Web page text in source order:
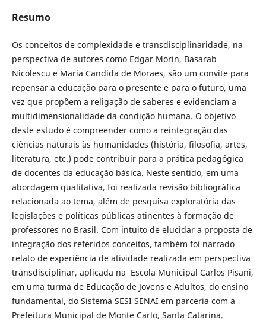
Resumo
Os conceitos de complexidade e transdisciplinaridade, na
perspectiva de autores como Edgar Morin, Basarab
Nicolescu e Maria Candida de Moraes, são um convite para
repensar a educação para o presente e para o futuro, uma
vez que propõem a religação de saberes e evidenciam a
multidimensionalidade da condição humana. O objetivo
deste estudo é compreender como a reintegração das
ciências naturais às humanidades (história, filosofia, artes,
literatura, etc.) pode contribuir para a prática pedagógica
de docentes da educação básica. Neste sentido, em uma
abordagem qualitativa, foi realizada revisão bibliográfica
relacionada ao tema, além de pesquisa exploratória das
legislações e políticas públicas atinentes à formação de
professores no Brasil. Com intuito de elucidar a proposta de
integração dos referidos conceitos, também foi narrado
relato de experiência de atividade realizada em perspectiva
transdisciplinar, aplicada na Escola Municipal Carlos Pisani,
em uma turma de Educação de Jovens e Adultos, do ensino
fundamental, do Sistema SESI SENAI em parceria com a
Prefeitura Municipal de Monte Carlo, Santa Catarina.